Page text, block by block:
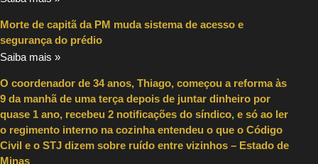
Morte de capitã da PM muda sistema de acesso e
segurança do prédio
Saiba mais »
O coordenador de 34 anos, Thiago, começou a reforma às
9 da manhã de uma terça depois de juntar dinheiro por
quase 1 ano, recebeu 2 notificações do síndico, e só ao ler
o regimento interno na cozinha entendeu o que o Código
Civil e o STJ dizem sobre ruído entre vizinhos – Estado de
Minas